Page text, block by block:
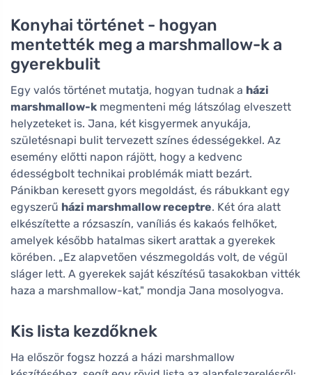
Konyhai történet - hogyan
mentették meg a marshmallow-k a
gyerekbulit
Egy valós történet mutatja, hogyan tudnak a házi
marshmallow-k megmenteni még látszólag elveszett
helyzeteket is. Jana, két kisgyermek anyukája,
születésnapi bulit tervezett színes édességekkel. Az
esemény előtti napon rájött, hogy a kedvenc
édességbolt technikai problémák miatt bezárt.
Pánikban keresett gyors megoldást, és rábukkant egy
egyszerű házi marshmallow receptre. Két óra alatt
elkészítette a rózsaszín, vaníliás és kakaós felhőket,
amelyek később hatalmas sikert arattak a gyerekek
körében. „Ez alapvetően vészmegoldás volt, de végül
sláger lett. A gyerekek saját készítésű tasakokban vitték
haza a marshmallow-kat," mondja Jana mosolyogva.
Kis lista kezdőknek
Ha először fogsz hozzá a házi marshmallow